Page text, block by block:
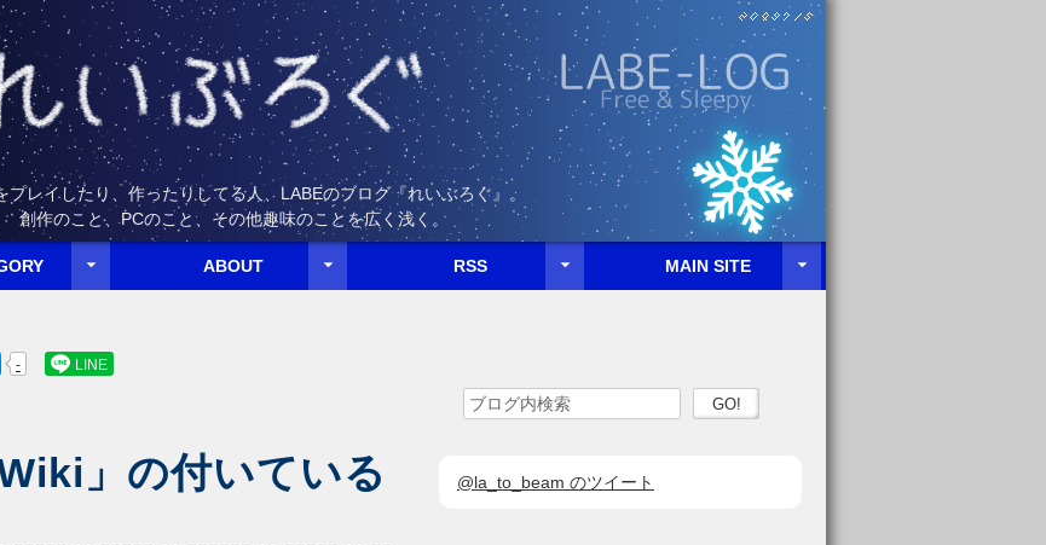
プレイしたり、作ったりしてる人、LABEのブログ『れいぶろぐ』。
創作のこと、PCのこと、その他趣味のことを広く浅く。
 
ABOUT 
RSS 
MAIN SITE
-  LINE
」の付いている
検索ワードを入力 検索を実行
@la_to_beam のツイート